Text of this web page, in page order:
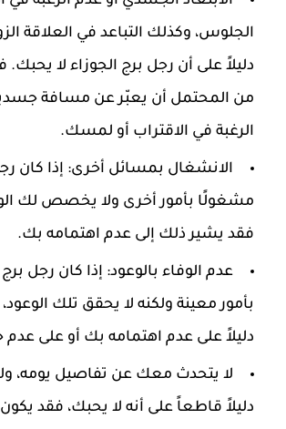
الجلوس، وكذلك التباعد في العلاقة
دليلاً على أن رجل برج الجوزاء لا يحبك.
من المحتمل أن يعبّر عن مسافة
الرغبة في الاقتراب أو لمسك.
الانشغال بمسائل أخرى: إذا كان
مشغولًا بأمور أخرى ولا يخصص لك
فقد يشير ذلك إلى عدم اهتمامه بك.
عدم الوفاء بالوعود: إذا كان رجل
بأمور معينة ولكنه لا يحقق تلك
دليلاً على عدم اهتمامه بك أو على عدم
لا يتحدث معك عن تفاصيل يومه،
دليلاً قاطعاً على أنه لا يحبك، فقد